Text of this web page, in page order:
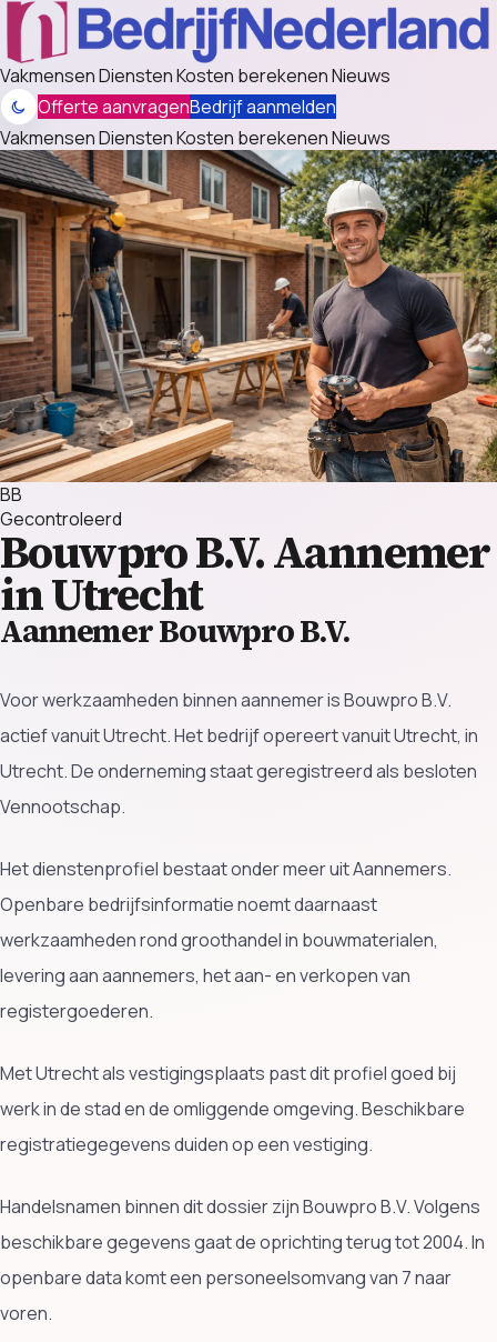
VakmensenDienstenKosten berekenenNieuws
Offerte aanvragenBedrijf aanmelden
VakmensenDienstenKosten berekenenNieuws
BB
Gecontroleerd
Bouwpro B.V.Aannemer
in Utrecht
Aannemer Bouwpro B.V.
Voor werkzaamheden binnen aannemer is Bouwpro B.V.
actief vanuit Utrecht. Het bedrijf opereert vanuit Utrecht, in
Utrecht. De onderneming staat geregistreerd als besloten
Vennootschap.
Het dienstenprofiel bestaat onder meer uit Aannemers.
Openbare bedrijfsinformatie noemt daarnaast
werkzaamheden rond groothandel in bouwmaterialen,
levering aan aannemers, het aan- en verkopen van
registergoederen.
Met Utrecht als vestigingsplaats past dit profiel goed bij
werk in de stad en de omliggende omgeving. Beschikbare
registratiegegevens duiden op een vestiging.
Handelsnamen binnen dit dossier zijn Bouwpro B.V. Volgens
beschikbare gegevens gaat de oprichting terug tot 2004. In
openbare data komt een personeelsomvang van 7 naar
voren.